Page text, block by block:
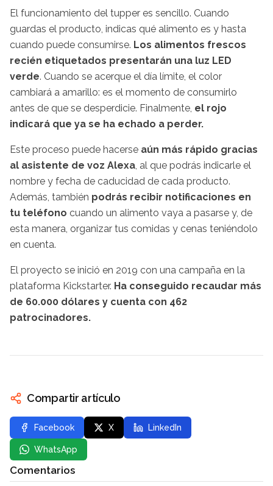
El funcionamiento del tupper es sencillo. Cuando
guardas el producto, indicas qué alimento es y hasta
cuando puede consumirse. Los alimentos frescos
recién etiquetados presentarán una luz LED
verde. Cuando se acerque el día límite, el color
cambiará a amarillo: es el momento de consumirlo
antes de que se desperdicie. Finalmente, el rojo
indicará que ya se ha echado a perder.
Este proceso puede hacerse aún más rápido gracias
al asistente de voz Alexa, al que podrás indicarle el
nombre y fecha de caducidad de cada producto.
Además, también podrás recibir notificaciones en
tu teléfono cuando un alimento vaya a pasarse y, de
esta manera, organizar tus comidas y cenas teniéndolo
en cuenta.
El proyecto se inició en 2019 con una campaña en la
plataforma Kickstarter. Ha conseguido recaudar más
de 60.000 dólares y cuenta con 462
patrocinadores.
Compartir artículo
Facebook X LinkedIn
WhatsApp
Comentarios